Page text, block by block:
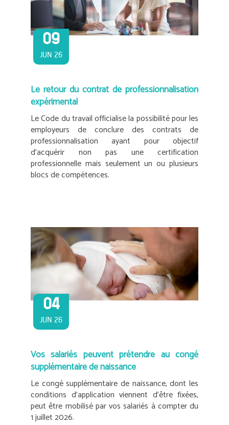
09
JUN 26
Le retour du contrat de professionnalisation
expérimental
Le Code du travail officialise la possibilité pour les
employeurs de conclure des contrats de
professionnalisation ayant pour objectif
d’acquérir non pas une certification
professionnelle mais seulement un ou plusieurs
blocs de compétences.
04
JUN 26
Vos salariés peuvent prétendre au congé
supplémentaire de naissance
Le congé supplémentaire de naissance, dont les
conditions d’application viennent d’être fixées,
peut être mobilisé par vos salariés à compter du
1 juillet 2026.